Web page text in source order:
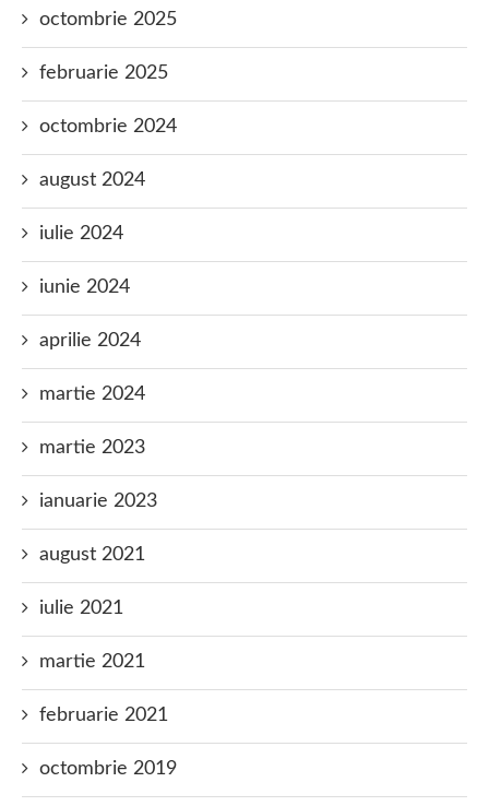
octombrie 2025
februarie 2025
octombrie 2024
august 2024
iulie 2024
iunie 2024
aprilie 2024
martie 2024
martie 2023
ianuarie 2023
august 2021
iulie 2021
martie 2021
februarie 2021
octombrie 2019